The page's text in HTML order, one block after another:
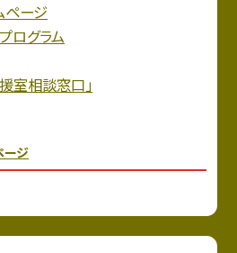
ページ
ログラム
室相談窓口」
ージ